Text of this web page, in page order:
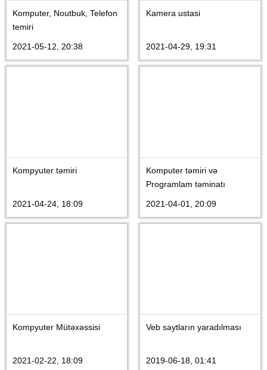
Komputer, Noutbuk, Telefon
temiri
2021-05-12, 20:38
Kamera ustasi
2021-04-29, 19:31
Kompyuter təmiri
2021-04-24, 18:09
Komputer təmiri və
Programlam təminatı
2021-04-01, 20:09
Kompyuter Mütəxəssisi
2021-02-22, 18:09
Veb saytların yaradılması
2019-06-18, 01:41